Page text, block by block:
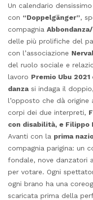
Un calendario
con “Doppelgänger”,
compagnia
delle più prolifiche del
con l’associazione
del ruolo sociale e
lavoro Premio Ubu
danzasi indaga il
l’opposto che dà
corpi dei due interpreti,
con disabilità, e Filippo
Avanti con la prima
compagnia parigina: un
fondale, nove danzatori
per votare. Ogni
ogni brano ha una
scaricata prima della